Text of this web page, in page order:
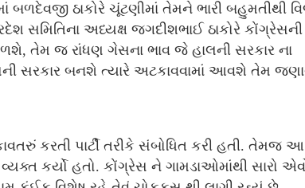
બળદેવજી ઠાકોરે ચૂંટણીમાં તેમને ભારી બહુમતીથી
સમિતિના અધ્યક્ષ જગદીશભાઈ ઠાકોરે કોંગ્રેસની
તેમ જ રાંધણ ગેસના ભાવ જે હાલની સરકાર ના
સરકાર બનશે ત્યારે અટકાવવામાં આવશે તેમ
કરતી પાર્ટી તરીકે સંબોધિત કરી હતી. તેમજ આ
કર્યો હતો. કોંગ્રેસ ને ગામડાઓમાંથી સારો